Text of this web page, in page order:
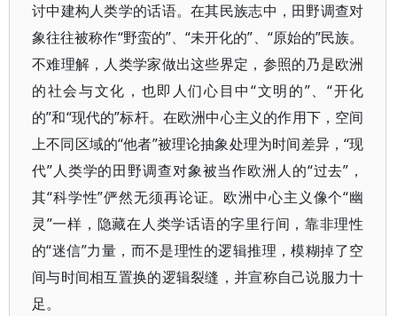
讨中建构人类学的话语。在其民族志中，田野调查对
象往往被称作“野蛮的”、“未开化的”、“原始的”民族。
不难理解，人类学家做出这些界定，参照的乃是欧洲
的社会与文化，也即人们心目中“文明的”、“开化
的”和“现代的”标杆。在欧洲中心主义的作用下，空间
上不同区域的“他者”被理论抽象处理为时间差异，“现
代”人类学的田野调查对象被当作欧洲人的“过去”，
其“科学性”俨然无须再论证。欧洲中心主义像个“幽
灵”一样，隐藏在人类学话语的字里行间，靠非理性
的“迷信”力量，而不是理性的逻辑推理，模糊掉了空
间与时间相互置换的逻辑裂缝，并宣称自己说服力十
足。